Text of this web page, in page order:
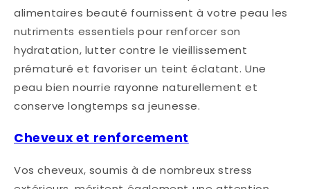
alimentaires beauté fournissent à votre peau les
nutriments essentiels pour renforcer son
hydratation, lutter contre le vieillissement
prématuré et favoriser un teint éclatant. Une
peau bien nourrie rayonne naturellement et
conserve longtemps sa jeunesse.
Cheveux et renforcement
Vos cheveux, soumis à de nombreux stress